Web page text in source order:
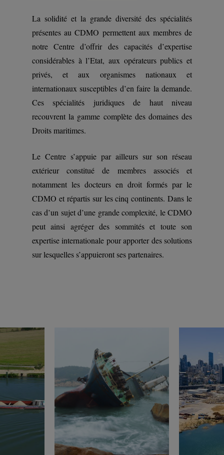
La solidité et la grande diversité des spécialités
présentes au CDMO permettent aux membres de
notre Centre d’offrir des capacités d’expertise
considérables à l’Etat, aux opérateurs publics et
privés, et aux organismes nationaux et
internationaux susceptibles d’en faire la demande.
Ces spécialités juridiques de haut niveau
recouvrent la gamme complète des domaines des
Droits maritimes.
Le Centre s’appuie par ailleurs sur son réseau
extérieur constitué de membres associés et
notamment les docteurs en droit formés par le
CDMO et répartis sur les cinq continents. Dans le
cas d’un sujet d’une grande complexité, le CDMO
peut ainsi agréger des sommités et toute son
expertise internationale pour apporter des solutions
sur lesquelles s’appuieront ses partenaires.